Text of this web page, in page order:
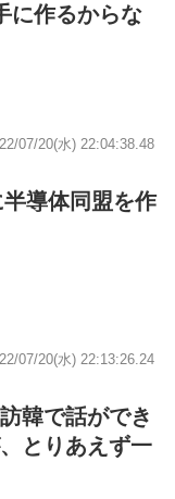
に作るからな
07/20(水) 22:04:38.48
導体同盟を作
07/20(水) 22:13:26.24
韓で話ができ
とりあえず一